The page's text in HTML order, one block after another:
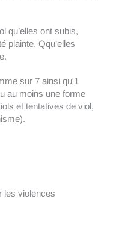
qu’elles ont subis,
plainte. Qqu’elles
sur 7 ainsi qu'1
au moins une forme
et tentatives de viol,
les violences